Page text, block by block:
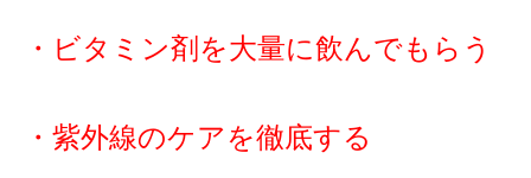
・ビタミン剤を大量に飲んでもらう
・紫外線のケアを徹底する